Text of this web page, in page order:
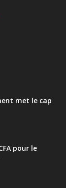
met le cap
pour le